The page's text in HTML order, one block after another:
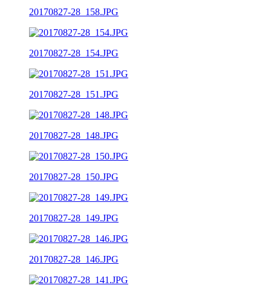
20170827-28_158.JPG
20170827-28_154.JPG
20170827-28_151.JPG
20170827-28_148.JPG
20170827-28_150.JPG
20170827-28_149.JPG
20170827-28_146.JPG